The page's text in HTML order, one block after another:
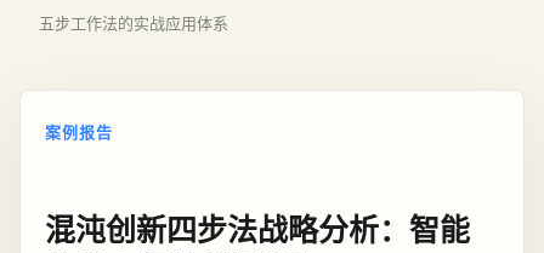
五步工作法的实战应用体系
案例报告
混沌创新四步法战略分析：智能